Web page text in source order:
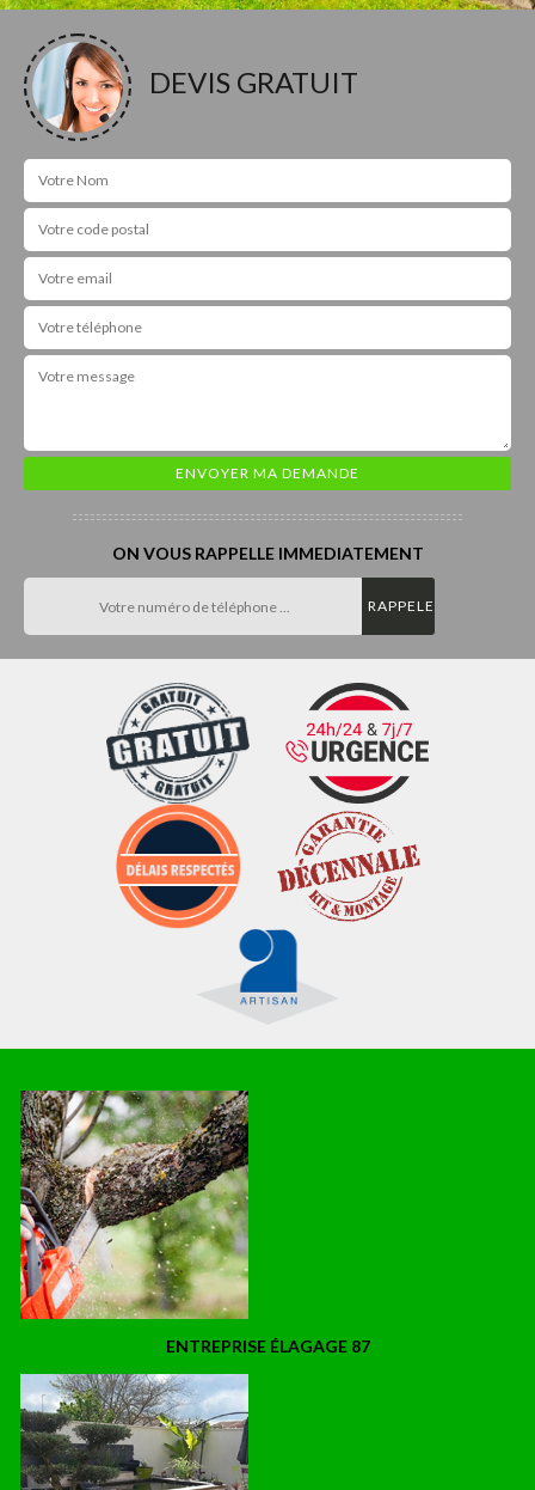
DEVIS GRATUIT
ON VOUS RAPPELLE IMMEDIATEMENT
ENTREPRISE ÉLAGAGE 87